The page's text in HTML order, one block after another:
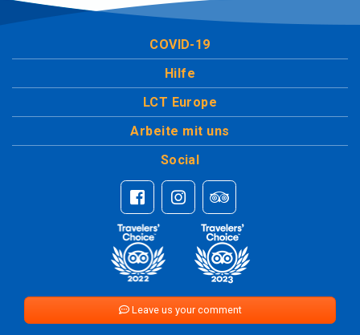
COVID-19
Hilfe
LCT Europe
Arbeite mit uns
Social
Leave us your comment